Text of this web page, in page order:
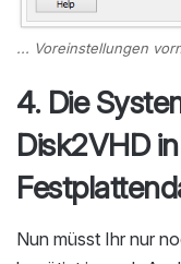
... Voreinstellungen
4. Die
Disk2VHD
Nun müsst Ihr nur